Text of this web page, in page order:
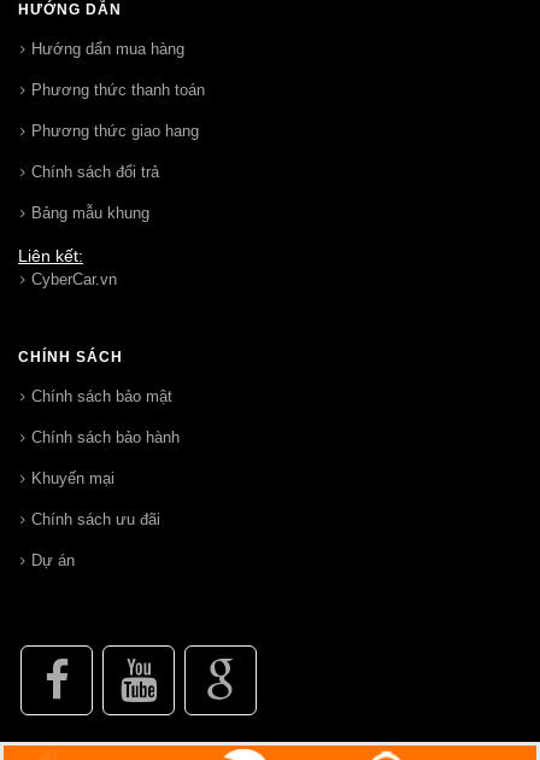
HƯỚNG DẪN
Hướng dẩn mua hàng
Phương thức thanh toán
Phương thức giao hang
Chính sách đổi trả
Bảng mẫu khung
Liên kết:
CyberCar.vn
CHÍNH SÁCH
Chính sách bảo mật
Chính sách bảo hành
Khuyến mại
Chính sách ưu đãi
Dự án